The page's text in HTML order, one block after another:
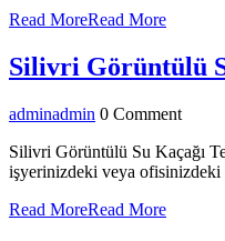
Read MoreRead More
Silivri Görüntülü
adminadmin 0 Comment
Silivri Görüntülü Su Kaçağı
işyerinizdeki veya ofisinizdeki
Read MoreRead More